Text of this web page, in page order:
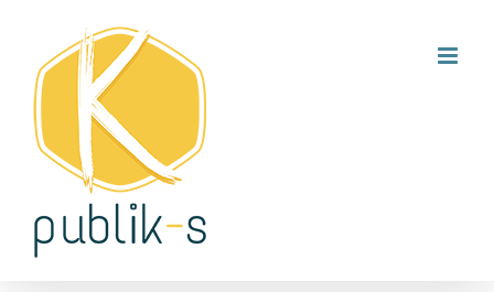
contenu